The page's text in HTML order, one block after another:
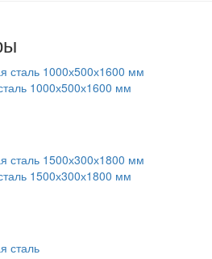
1000х500х1600 мм
1500х300х1800 мм